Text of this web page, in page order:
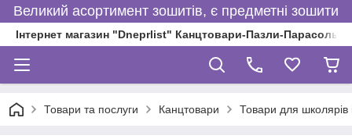
Великий асортимент зошитів, є предметні зошити
Інтернет магазин "Dneprlist" Канцтовари-Пазли-Парасольки
Товари та послуги Канцтовари Товари для школярів